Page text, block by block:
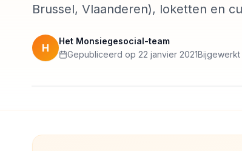
Brussel, Vlaanderen), loketten en
H
Het Monsiegesocial-team
Gepubliceerd op 22 janvier 2021